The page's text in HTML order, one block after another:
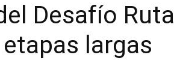
Desafío Ruta
largas